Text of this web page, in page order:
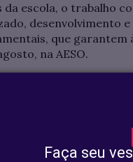
Faça seu
da escola, o trabalho
desenvolvimento
que garantem
na AESO.